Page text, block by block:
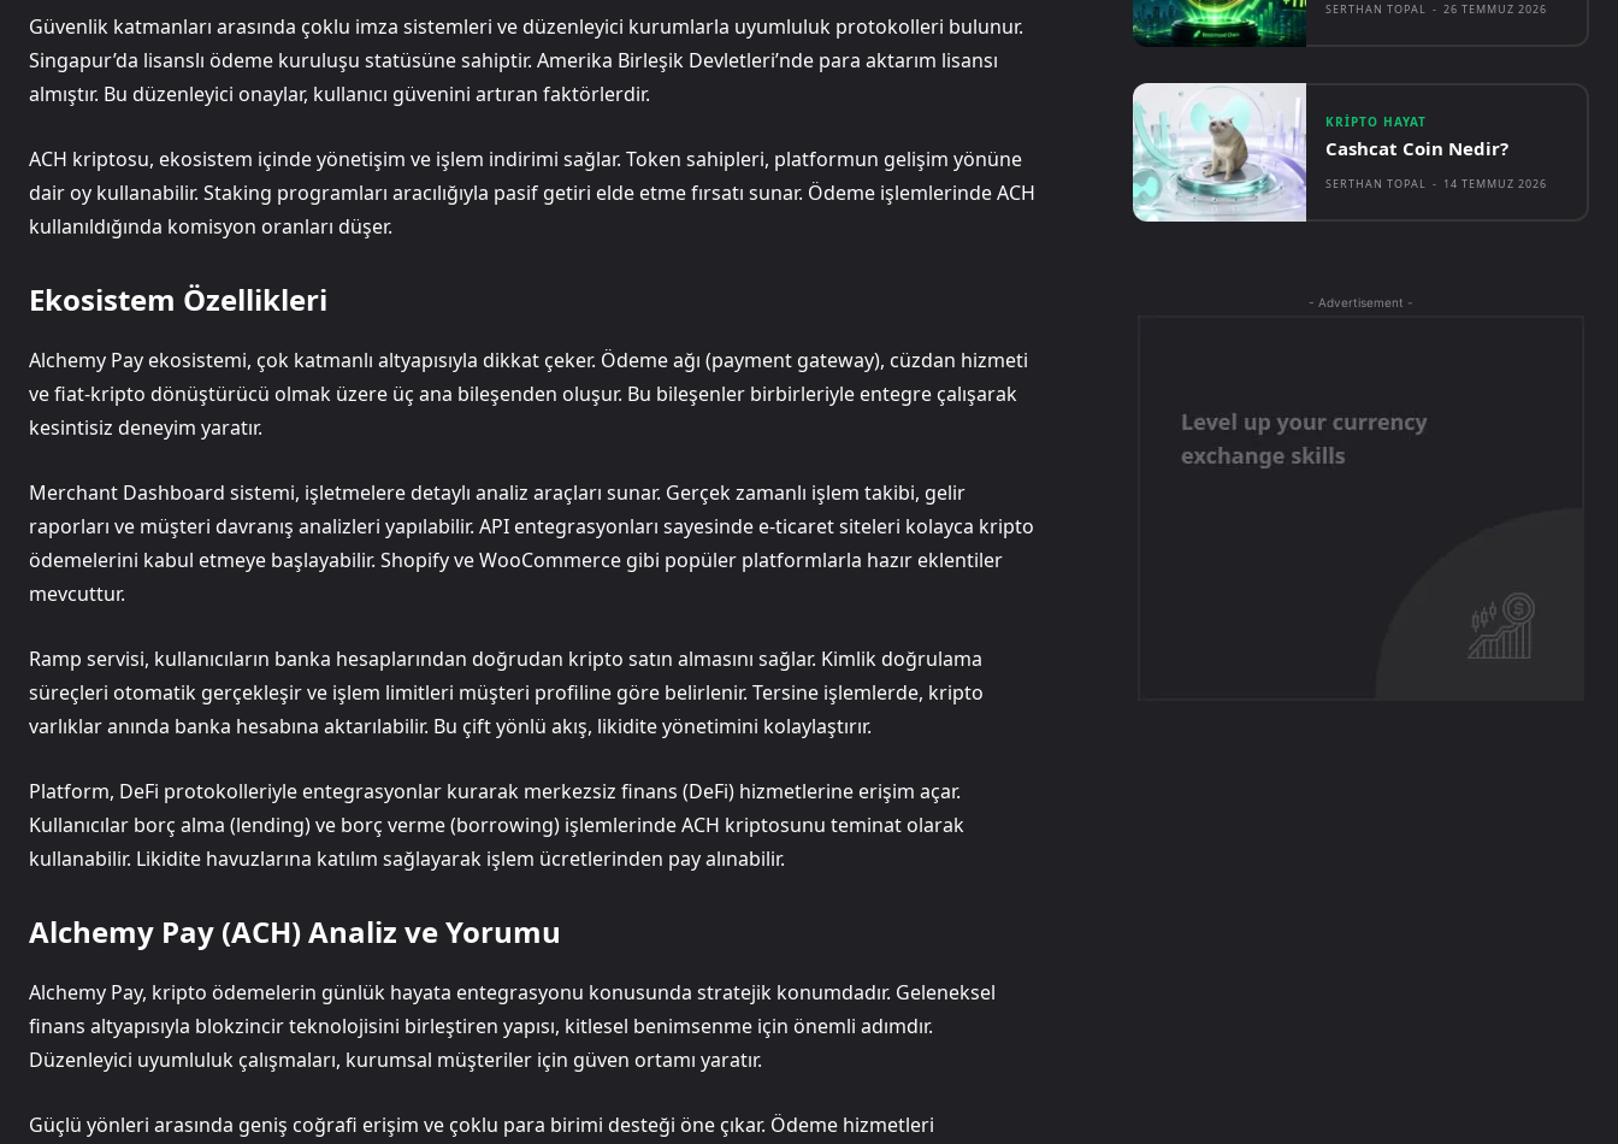
Güvenlik katmanları arasında çoklu imza sistemleri ve düzenleyici kurumlarla uyumluluk protokolleri bulunur.
Singapur’da lisanslı ödeme kuruluşu statüsüne sahiptir. Amerika Birleşik Devletleri’nde para aktarım lisansı
almıştır. Bu düzenleyici onaylar, kullanıcı güvenini artıran faktörlerdir.
ACH kriptosu, ekosistem içinde yönetişim ve işlem indirimi sağlar. Token sahipleri, platformun gelişim yönüne
dair oy kullanabilir. Staking programları aracılığıyla pasif getiri elde etme fırsatı sunar. Ödeme işlemlerinde ACH
kullanıldığında komisyon oranları düşer.
Ekosistem Özellikleri
Alchemy Pay ekosistemi, çok katmanlı altyapısıyla dikkat çeker. Ödeme ağı (payment gateway), cüzdan hizmeti
ve fiat-kripto dönüştürücü olmak üzere üç ana bileşenden oluşur. Bu bileşenler birbirleriyle entegre çalışarak
kesintisiz deneyim yaratır.
Merchant Dashboard sistemi, işletmelere detaylı analiz araçları sunar. Gerçek zamanlı işlem takibi, gelir
raporları ve müşteri davranış analizleri yapılabilir. API entegrasyonları sayesinde e-ticaret siteleri kolayca kripto
ödemelerini kabul etmeye başlayabilir. Shopify ve WooCommerce gibi popüler platformlarla hazır eklentiler
mevcuttur.
Ramp servisi, kullanıcıların banka hesaplarından doğrudan kripto satın almasını sağlar. Kimlik doğrulama
süreçleri otomatik gerçekleşir ve işlem limitleri müşteri profiline göre belirlenir. Tersine işlemlerde, kripto
varlıklar anında banka hesabına aktarılabilir. Bu çift yönlü akış, likidite yönetimini kolaylaştırır.
Platform, DeFi protokolleriyle entegrasyonlar kurarak merkezsiz finans (DeFi) hizmetlerine erişim açar.
Kullanıcılar borç alma (lending) ve borç verme (borrowing) işlemlerinde ACH kriptosunu teminat olarak
kullanabilir. Likidite havuzlarına katılım sağlayarak işlem ücretlerinden pay alınabilir.
Alchemy Pay (ACH) Analiz ve Yorumu
Alchemy Pay, kripto ödemelerin günlük hayata entegrasyonu konusunda stratejik konumdadır. Geleneksel
finans altyapısıyla blokzincir teknolojisini birleştiren yapısı, kitlesel benimsenme için önemli adımdır.
Düzenleyici uyumluluk çalışmaları, kurumsal müşteriler için güven ortamı yaratır.
Güçlü yönleri arasında geniş coğrafi erişim ve çoklu para birimi desteği öne çıkar. Ödeme hizmetleri
SERTHAN TOPAL - 26 TEMMUZ 2026
KRIPTO HAYAT
Cashcat Coin Nedir?
SERTHAN TOPAL - 14 TEMMUZ 2026
- Advertisement -